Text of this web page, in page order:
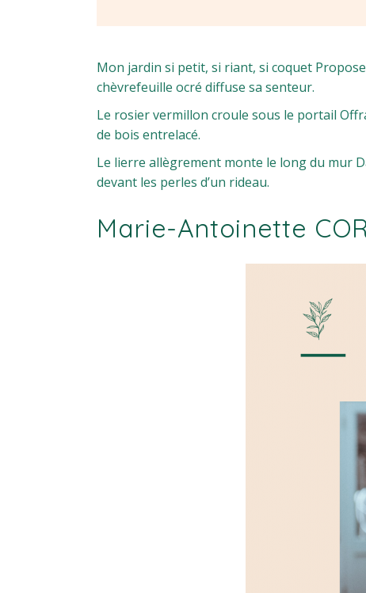
Mon jardin si petit, si riant, si coquet
chèvrefeuille ocré diffuse sa senteur.
Le rosier vermillon croule sous le portail
de bois entrelacé.
Le lierre allègrement monte le long du mur
devant les perles d’un rideau.
Marie-Antoinette